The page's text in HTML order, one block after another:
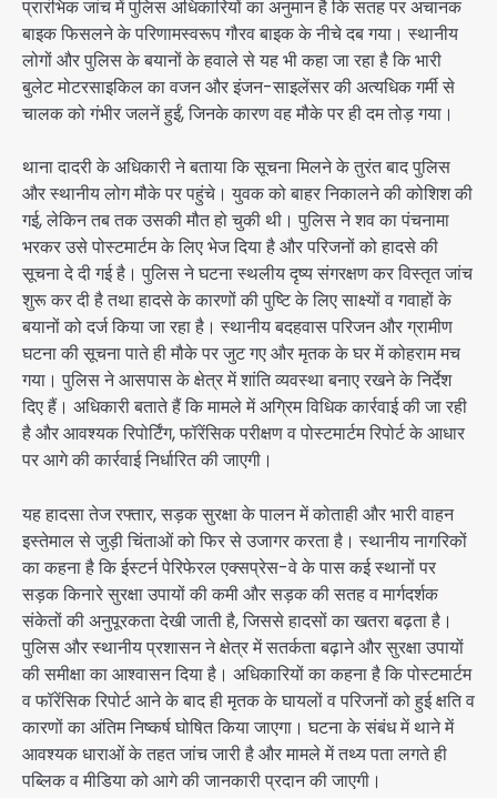
प्रारंभिक जांच में पुलिस अधिकारियों का अनुमान है कि सतह पर अचानक
बाइक फिसलने के परिणामस्वरूप गौरव बाइक के नीचे दब गया। स्थानीय
लोगों और पुलिस के बयानों के हवाले से यह भी कहा जा रहा है कि भारी
बुलेट मोटरसाइकिल का वजन और इंजन-साइलेंसर की अत्यधिक गर्मी से
चालक को गंभीर जलनें हुईं, जिनके कारण वह मौके पर ही दम तोड़ गया।
थाना दादरी के अधिकारी ने बताया कि सूचना मिलने के तुरंत बाद पुलिस
और स्थानीय लोग मौके पर पहुंचे। युवक को बाहर निकालने की कोशिश की
गई, लेकिन तब तक उसकी मौत हो चुकी थी। पुलिस ने शव का पंचनामा
भरकर उसे पोस्टमार्टम के लिए भेज दिया है और परिजनों को हादसे की
सूचना दे दी गई है। पुलिस ने घटना स्थलीय दृष्य संगरक्षण कर विस्तृत जांच
शुरू कर दी है तथा हादसे के कारणों की पुष्टि के लिए साक्ष्यों व गवाहों के
बयानों को दर्ज किया जा रहा है। स्थानीय बदहवास परिजन और ग्रामीण
घटना की सूचना पाते ही मौके पर जुट गए और मृतक के घर में कोहराम मच
गया। पुलिस ने आसपास के क्षेत्र में शांति व्यवस्था बनाए रखने के निर्देश
दिए हैं। अधिकारी बताते हैं कि मामले में अग्रिम विधिक कार्रवाई की जा रही
है और आवश्यक रिपोर्टिंग, फॉरेंसिक परीक्षण व पोस्टमार्टम रिपोर्ट के आधार
पर आगे की कार्रवाई निर्धारित की जाएगी।
यह हादसा तेज रफ्तार, सड़क सुरक्षा के पालन में कोताही और भारी वाहन
इस्तेमाल से जुड़ी चिंताओं को फिर से उजागर करता है। स्थानीय नागरिकों
का कहना है कि ईस्टर्न पेरिफेरल एक्सप्रेस-वे के पास कई स्थानों पर
सड़क किनारे सुरक्षा उपायों की कमी और सड़क की सतह व मार्गदर्शक
संकेतों की अनुपूरकता देखी जाती है, जिससे हादसों का खतरा बढ़ता है।
पुलिस और स्थानीय प्रशासन ने क्षेत्र में सतर्कता बढ़ाने और सुरक्षा उपायों
की समीक्षा का आश्वासन दिया है। अधिकारियों का कहना है कि पोस्टमार्टम
व फॉरेंसिक रिपोर्ट आने के बाद ही मृतक के घायलों व परिजनों को हुई क्षति व
कारणों का अंतिम निष्कर्ष घोषित किया जाएगा। घटना के संबंध में थाने में
आवश्यक धाराओं के तहत जांच जारी है और मामले में तथ्य पता लगते ही
पब्लिक व मीडिया को आगे की जानकारी प्रदान की जाएगी।